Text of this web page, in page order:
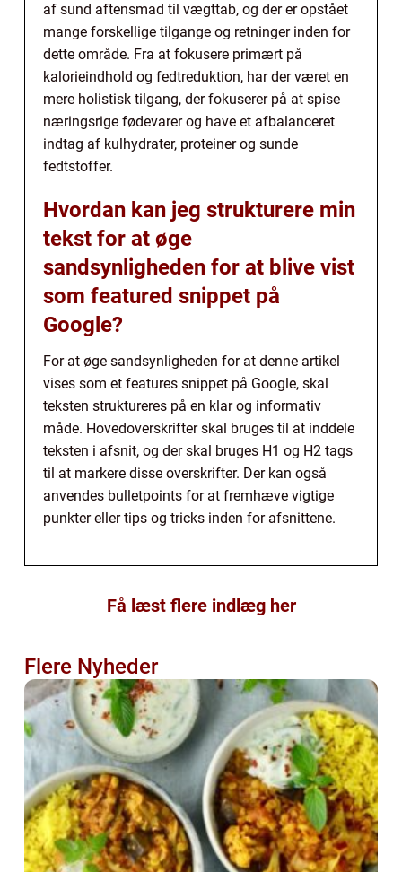
af sund aftensmad til vægttab, og der er opstået
mange forskellige tilgange og retninger inden for
dette område. Fra at fokusere primært på
kalorieindhold og fedtreduktion, har der været en
mere holistisk tilgang, der fokuserer på at spise
næringsrige fødevarer og have et afbalanceret
indtag af kulhydrater, proteiner og sunde
fedtstoffer.
Hvordan kan jeg strukturere min
tekst for at øge
sandsynligheden for at blive vist
som featured snippet på
Google?
For at øge sandsynligheden for at denne artikel
vises som et features snippet på Google, skal
teksten struktureres på en klar og informativ
måde. Hovedoverskrifter skal bruges til at inddele
teksten i afsnit, og der skal bruges H1 og H2 tags
til at markere disse overskrifter. Der kan også
anvendes bulletpoints for at fremhæve vigtige
punkter eller tips og tricks inden for afsnittene.
Få læst flere indlæg her
Flere Nyheder